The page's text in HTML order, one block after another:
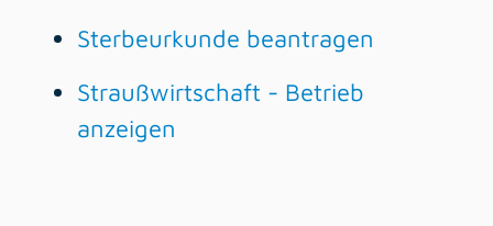
Sterbeurkunde beantragen
Straußwirtschaft - Betrieb
anzeigen